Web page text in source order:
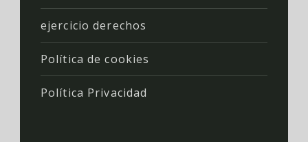
ejercicio derechos
Política de cookies
Política Privacidad